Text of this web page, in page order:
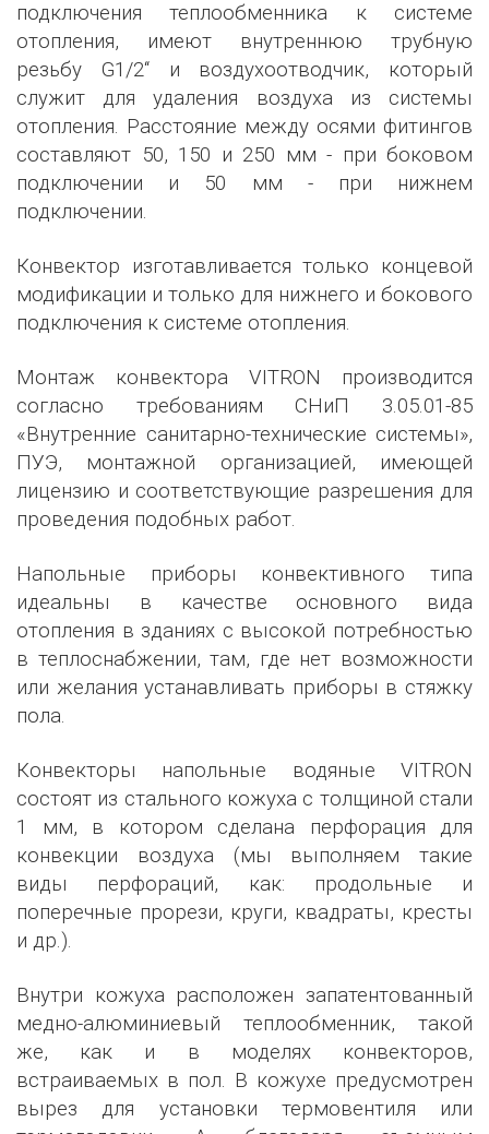
подключения теплообменника к системе
отопления, имеют внутреннюю трубную
резьбу G1/2‘‘ и воздухоотводчик, который
служит для удаления воздуха из системы
отопления. Расстояние между осями фитингов
составляют 50, 150 и 250 мм - при боковом
подключении и 50 мм - при нижнем
подключении.
Конвектор изготавливается только концевой
модификации и только для нижнего и бокового
подключения к системе отопления.
Монтаж конвектора VITRON производится
согласно требованиям СНиП 3.05.01-85
«Внутренние санитарно-технические системы»,
ПУЭ, монтажной организацией, имеющей
лицензию и соответствующие разрешения для
проведения подобных работ.
Напольные приборы конвективного типа
идеальны в качестве основного вида
отопления в зданиях с высокой потребностью
в теплоснабжении, там, где нет возможности
или желания устанавливать приборы в стяжку
пола.
Конвекторы напольные водяные VITRON
состоят из стального кожуха с толщиной стали
1 мм, в котором сделана перфорация для
конвекции воздуха (мы выполняем такие
виды перфораций, как: продольные и
поперечные прорези, круги, квадраты, кресты
и др.).
Внутри кожуха расположен запатентованный
медно-алюминиевый теплообменник, такой
же, как и в моделях конвекторов,
встраиваемых в пол. В кожухе предусмотрен
вырез для установки термовентиля или